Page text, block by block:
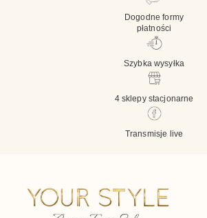
Dogodne formy
płatności
Szybka wysyłka
4 sklepy stacjonarne
Transmisje live